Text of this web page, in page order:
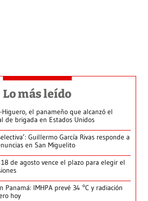
Lo más leído
el panameño que alcanzó el
de brigada en Estados Unidos
Guillermo García Rivas responde a
en San Miguelito
de agosto vence el plazo para elegir el
Panamá: IMHPA prevé 34 °C y radiación
hoy